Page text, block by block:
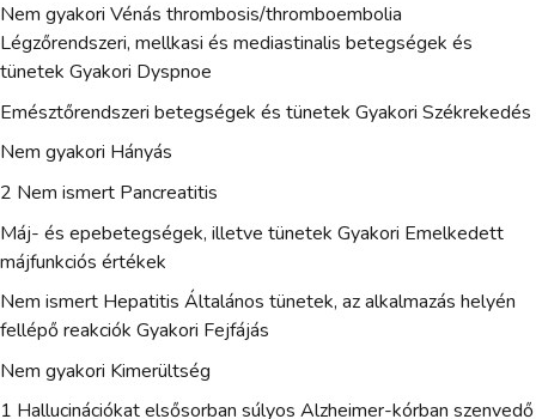
Nem gyakori Vénás thrombosis/thromboembolia
Légzőrendszeri, mellkasi és mediastinalis betegségek és
tünetek Gyakori Dyspnoe
Emésztőrendszeri betegségek és tünetek Gyakori Székrekedés
Nem gyakori Hányás
2 Nem ismert Pancreatitis
Máj- és epebetegségek, illetve tünetek Gyakori Emelkedett
májfunkciós értékek
Nem ismert Hepatitis Általános tünetek, az alkalmazás helyén
fellépő reakciók Gyakori Fejfájás
Nem gyakori Kimerültség
1 Hallucinációkat elsősorban súlyos Alzheimer-kórban szenvedő